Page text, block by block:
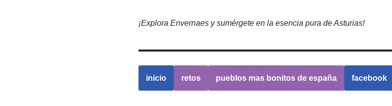
¡Explora Envernaes y sumérgete en la esencia pura de Asturias!
inicio retos pueblos mas bonitos de españa facebook